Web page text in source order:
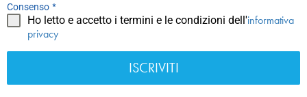
Consenso *
Ho letto e accetto i termini e le condizioni dell'informativa
privacy
ISCRIVITI